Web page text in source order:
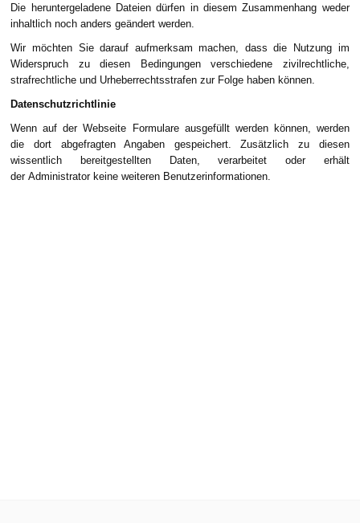
Die heruntergeladene Dateien dürfen in diesem Zusammenhang weder
inhaltlich noch anders geändert werden.
Wir möchten Sie darauf aufmerksam machen, dass die Nutzung im
Widerspruch zu diesen Bedingungen verschiedene zivilrechtliche,
strafrechtliche und Urheberrechtsstrafen zur Folge haben können.
Datenschutzrichtlinie
Wenn auf der Webseite Formulare ausgefüllt werden können, werden
die dort abgefragten Angaben gespeichert. Zusätzlich zu diesen
wissentlich bereitgestellten Daten, verarbeitet oder erhält
der Administrator keine weiteren Benutzerinformationen.